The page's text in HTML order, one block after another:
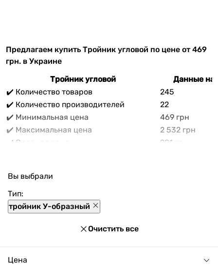
Предлагаем купить Тройник угловой по цене от 469
грн. в Украине
Тройник угловой
Данные на
✔️ Количество товаров
245
✔️ Количество производителей
22
✔️ Минимальная цена
469 грн
✔️ Максимальная цена
2 532 грн
✔️ Средняя цена
901 грн
покупке Тройник угловой в нашем магазине
доступны разнообразные способы оплаты, покупка в
кредит и множество акций и скидок для каждого
покупателя.
Вы выбрали
Тип:
тройник У-образный
Очистить все
Цена